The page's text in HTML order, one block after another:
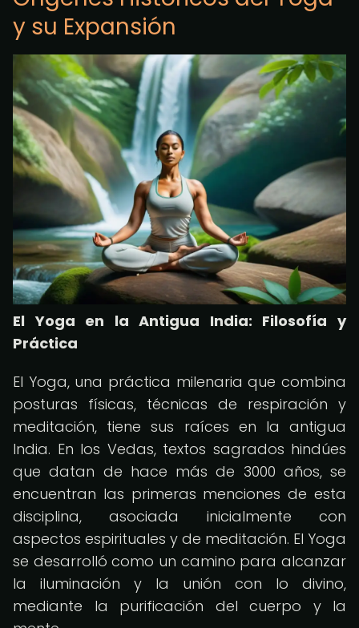
y su Expansión
El Yoga en la Antigua India: Filosofía y
Práctica
El Yoga, una práctica milenaria que combina
posturas físicas, técnicas de respiración y
meditación, tiene sus raíces en la antigua
India. En los Vedas, textos sagrados hindúes
que datan de hace más de 3000 años, se
encuentran las primeras menciones de esta
disciplina, asociada inicialmente con
aspectos espirituales y de meditación. El Yoga
se desarrolló como un camino para alcanzar
la iluminación y la unión con lo divino,
mediante la purificación del cuerpo y la